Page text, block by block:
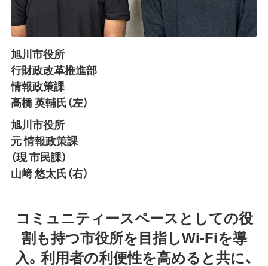
旭川市役所
行財政改革推進部
情報政策課
高橋 英輔氏（左）
旭川市役所
元 情報政策課
（現 市民課）
山﨑 悠太氏（右）
コミュニティースペースとしての役
割も持つ市役所を目指しWi-Fiを導
入。利用者の利便性を高めると共に、